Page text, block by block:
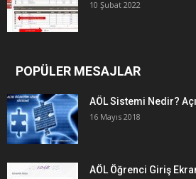
10 Şubat 2022
POPÜLER MESAJLAR
AÖL Sistemi Nedir?
16 Mayıs 2018
AÖL Öğrenci Giriş